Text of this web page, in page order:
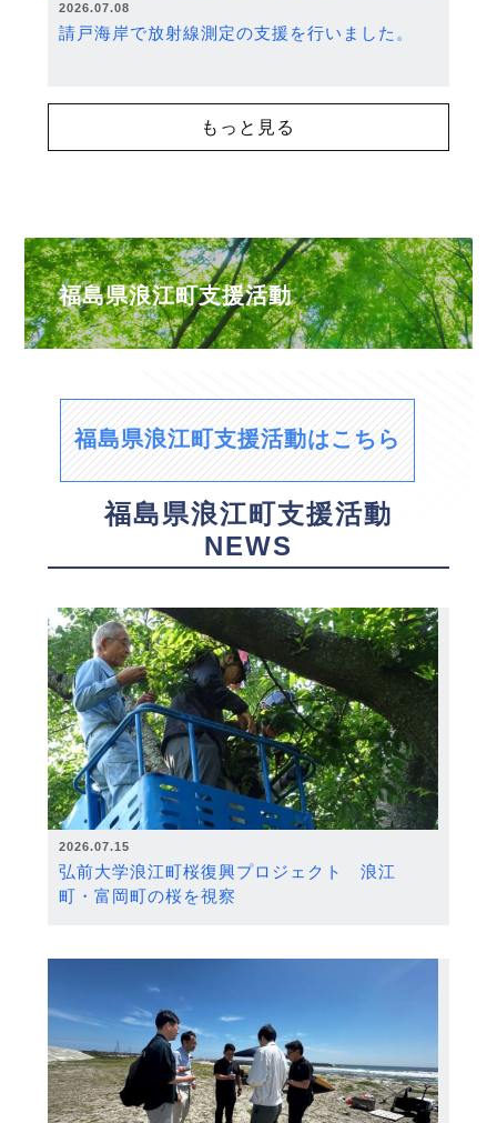
2026.07.08
請戸海岸で放射線測定の支援を行いました。
もっと見る
福島県浪江町支援活動
福島県浪江町支援活動はこちら
福島県浪江町支援活動
NEWS
2026.07.15
弘前大学浪江町桜復興プロジェクト 浪江
町・富岡町の桜を視察